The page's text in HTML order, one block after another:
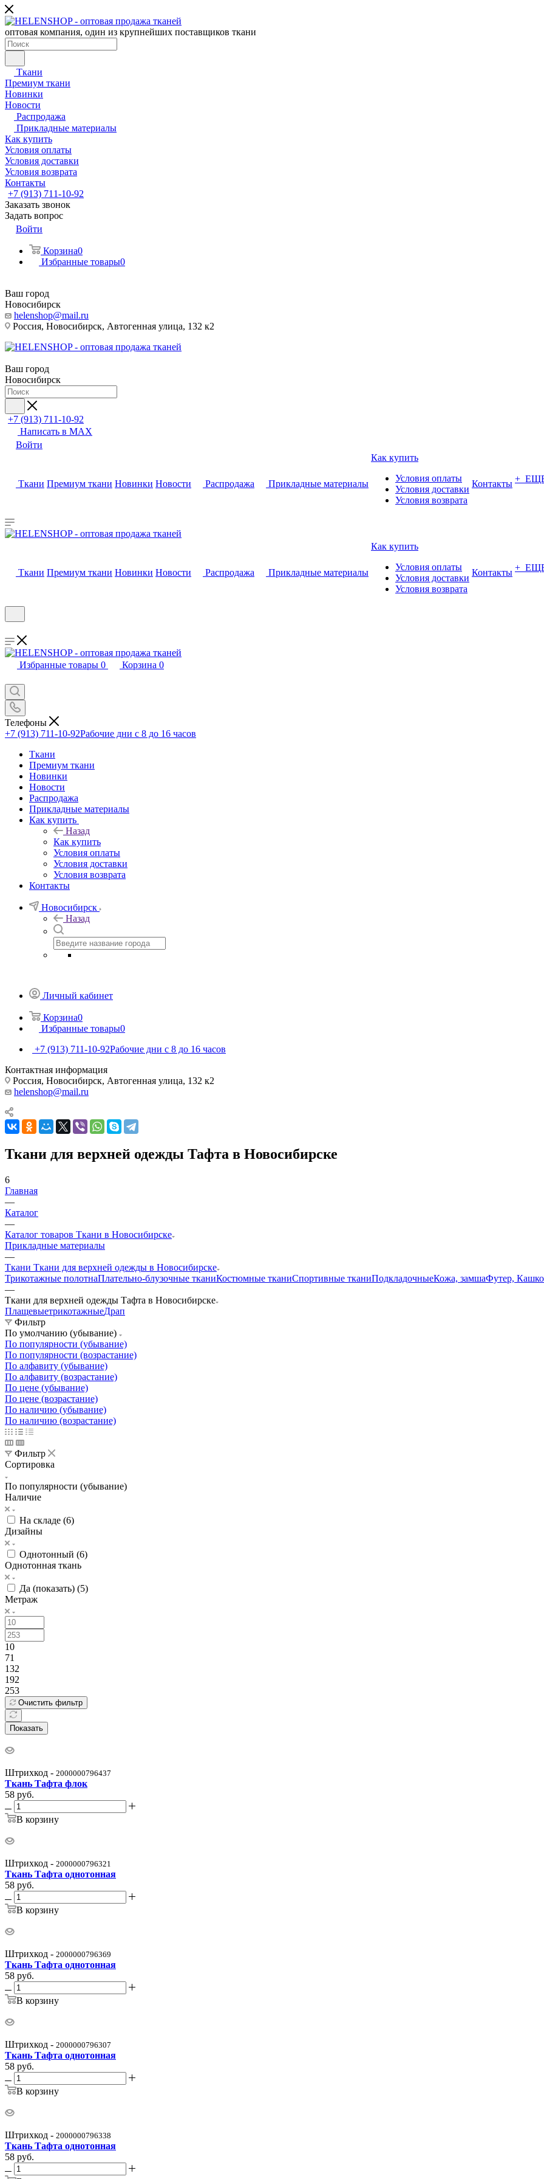
оптовая компания, один из крупнейших поставщиков ткани
Ткани
Премиум ткани
Новинки
Новости
Распродажа
Прикладные материалы
Как купить
Условия оплаты
Условия доставки
Условия возврата
Контакты
+7 (913) 711-10-92
Заказать звонок
Задать вопрос
Войти
Корзина0
Избранные товары0
Ваш город
Новосибирск
helenshop@mail.ru
Россия, Новосибирск, Автогенная улица, 132 к2
Ваш город
Новосибирск
+7 (913) 711-10-92
Написать в MAX
Войти
Ткани Премиум ткани Новинки Новости Распродажа Прикладные материалы
Как купить
Условия оплаты
Условия доставки
Условия возврата
Контакты +
Ткани Премиум ткани Новинки Новости Распродажа Прикладные материалы
Как купить
Условия оплаты
Условия доставки
Условия возврата
Контакты +
Избранные товары 0 Корзина 0
Телефоны
+7 (913) 711-10-92Рабочие дни с 8 до 16 часов
Ткани
Премиум ткани
Новинки
Новости
Распродажа
Прикладные материалы
Как купить
Назад
Как купить
Условия оплаты
Условия доставки
Условия возврата
Контакты
Новосибирск
Назад
Личный кабинет
Корзина0
Избранные товары0
+7 (913) 711-10-92Рабочие дни с 8 до 16 часов
Контактная информация
Россия, Новосибирск, Автогенная улица, 132 к2
helenshop@mail.ru
Ткани для верхней одежды Тафта в Новосибирске
6
Главная
—
Каталог
—
Каталог товаров Ткани в Новосибирске
Прикладные материалы
—
Ткани Ткани для верхней одежды в Новосибирске
Трикотажные полотнаПлательно-блузочные тканиКостюмные тканиСпортивные тканиПодкладочныеКожа, замшаФутер,
—
Ткани для верхней одежды Тафта в Новосибирске
ПлащевыетрикотажныеДрап
Фильтр
По умолчанию (убывание)
По популярности (убывание)
По популярности (возрастание)
По алфавиту (убывание)
По алфавиту (возрастание)
По цене (убывание)
По цене (возрастание)
По наличию (убывание)
По наличию (возрастание)
Фильтр
Сортировка
По популярности (убывание)
Наличие
На складе (6)
Дизайны
Однотонный (6)
Однотонная ткань
Да (показать) (5)
Метраж
10
71
132
192
253
Очистить фильтр
Показать
Штрихкод - 2000000796437
Ткань Тафта флок
58 руб.
В корзину
Штрихкод - 2000000796321
Ткань Тафта однотонная
58 руб.
В корзину
Штрихкод - 2000000796369
Ткань Тафта однотонная
58 руб.
В корзину
Штрихкод - 2000000796307
Ткань Тафта однотонная
58 руб.
В корзину
Штрихкод - 2000000796338
Ткань Тафта однотонная
58 руб.